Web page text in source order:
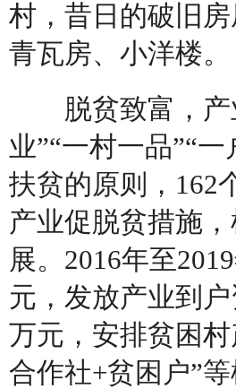
村，昔日的破旧
青瓦房、小洋楼。
脱贫致富，产
业”“一村一品”“
扶贫的原则，162
产业促脱贫措施
展。2016年至
元，发放产业到
万元，安排贫困
合作社+贫困户”